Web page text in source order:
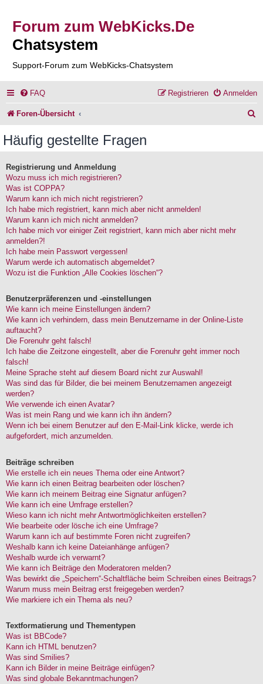
Forum zum WebKicks.De
Chatsystem
Support-Forum zum WebKicks-Chatsystem
FAQ Anmelden
Registrieren
Foren-Übersicht
Häufig gestellte Fragen
Registrierung und Anmeldung
Wozu muss ich mich registrieren?
Was ist COPPA?
Warum kann ich mich nicht registrieren?
Ich habe mich registriert, kann mich aber nicht anmelden!
Warum kann ich mich nicht anmelden?
Ich habe mich vor einiger Zeit registriert, kann mich aber nicht mehr
anmelden?!
Ich habe mein Passwort vergessen!
Warum werde ich automatisch abgemeldet?
Wozu ist die Funktion „Alle Cookies löschen“?
Benutzerpräferenzen und -einstellungen
Wie kann ich meine Einstellungen ändern?
Wie kann ich verhindern, dass mein Benutzername in der Online-Liste
auftaucht?
Die Forenuhr geht falsch!
Ich habe die Zeitzone eingestellt, aber die Forenuhr geht immer noch
falsch!
Meine Sprache steht auf diesem Board nicht zur Auswahl!
Was sind das für Bilder, die bei meinem Benutzernamen angezeigt
werden?
Wie verwende ich einen Avatar?
Was ist mein Rang und wie kann ich ihn ändern?
Wenn ich bei einem Benutzer auf den E-Mail-Link klicke, werde ich
aufgefordert, mich anzumelden.
Beiträge schreiben
Wie erstelle ich ein neues Thema oder eine Antwort?
Wie kann ich einen Beitrag bearbeiten oder löschen?
Wie kann ich meinem Beitrag eine Signatur anfügen?
Wie kann ich eine Umfrage erstellen?
Wieso kann ich nicht mehr Antwortmöglichkeiten erstellen?
Wie bearbeite oder lösche ich eine Umfrage?
Warum kann ich auf bestimmte Foren nicht zugreifen?
Weshalb kann ich keine Dateianhänge anfügen?
Weshalb wurde ich verwarnt?
Wie kann ich Beiträge den Moderatoren melden?
Was bewirkt die „Speichern“-Schaltfläche beim Schreiben eines Beitrags?
Warum muss mein Beitrag erst freigegeben werden?
Wie markiere ich ein Thema als neu?
Textformatierung und Thementypen
Was ist BBCode?
Kann ich HTML benutzen?
Was sind Smilies?
Kann ich Bilder in meine Beiträge einfügen?
Was sind globale Bekanntmachungen?